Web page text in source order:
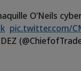
O’Neils
pic.twitter.com/